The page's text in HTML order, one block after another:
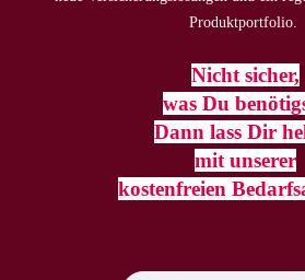
Produktportfolio.
Nicht sicher,
was Du
Dann lass Dir
mit unserer
kostenfreien